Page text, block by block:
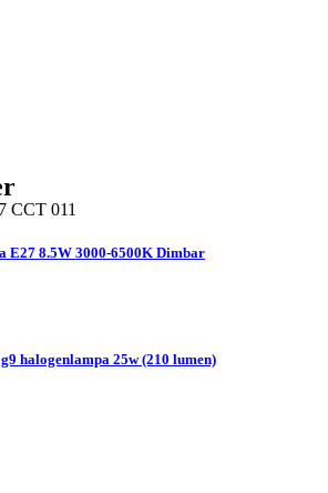
E27 8.5W 3000-6500K Dimbar
halogenlampa 25w (210 lumen)